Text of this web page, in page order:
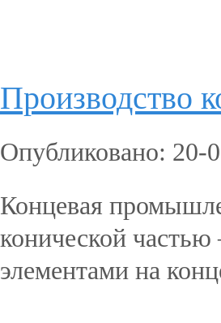
Производство
Опубликовано: 20-
Концевая
конической
элементами на